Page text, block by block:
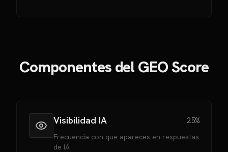
Componentes del GEO Score
Visibilidad IA
25%
Frecuencia con que apareces en respuestas
de IA